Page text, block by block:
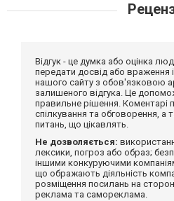
Відгук - це думка або оцінка
передати досвід або враження
нашого сайту з обов'язковою
залишеного відгука. Це
правильне рішення. Коментарі
спілкування та обговорення, а
питань, що цікавлять.
Не дозволяється:
лексики, погроз або образ;
іншими конкуруючими
що ображають діяльність
розміщення посилань на
реклама та самореклама.